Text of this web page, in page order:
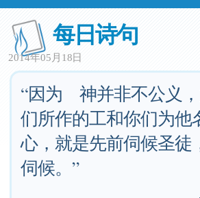
每日诗句
2014年05月18日
“因为 神并非不公义
们所作的工和你们为他
心，就是先前伺候圣徒
伺候。”